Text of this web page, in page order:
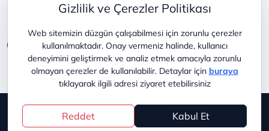
Gizlilik ve Çerezler Politikası
Web sitemizin düzgün çalışabilmesi için zorunlu çerezler
kullanılmaktadır. Onay vermeniz halinde, kullanıcı
deneyimini geliştirmek ve analiz etmek amacıyla zorunlu
olmayan çerezler de kullanılabilir. Detaylar için buraya
tıklayarak ilgili adresi ziyaret etebilirsiniz
Reddet Kabul Et
Tüm öneri ve şikayetleriniz için
Copyright © 2025
®